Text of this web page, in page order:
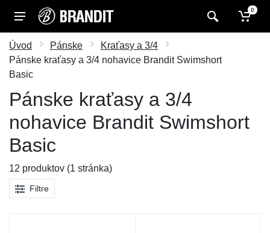
0
Úvod Pánske
Kraťasy a 3/4
Pánske kraťasy a 3/4 nohavice Brandit Swimshort
Basic
Pánske kraťasy a 3/4
nohavice Brandit Swimshort
Basic
12 produktov (1 stránka)
Filtre